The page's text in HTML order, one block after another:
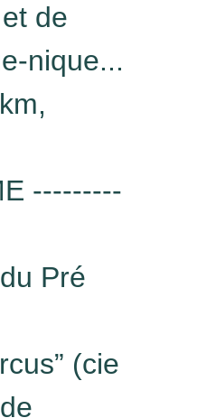
de
nique...
---------
Pré
(cie